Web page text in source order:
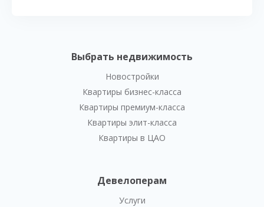
Выбрать недвижимость
Новостройки
Квартиры бизнес-класса
Квартиры премиум-класса
Квартиры элит-класса
Квартиры в ЦАО
Девелоперам
Услуги